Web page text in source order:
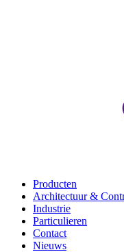
Producten
Architectuur &
Industrie
Particulieren
Contact
Nieuws